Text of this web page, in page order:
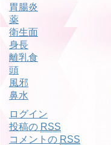
胃腸炎
薬
衛生面
身長
離乳食
頭
風邪
鼻水
ログイン
投稿の RSS
コメントの RSS